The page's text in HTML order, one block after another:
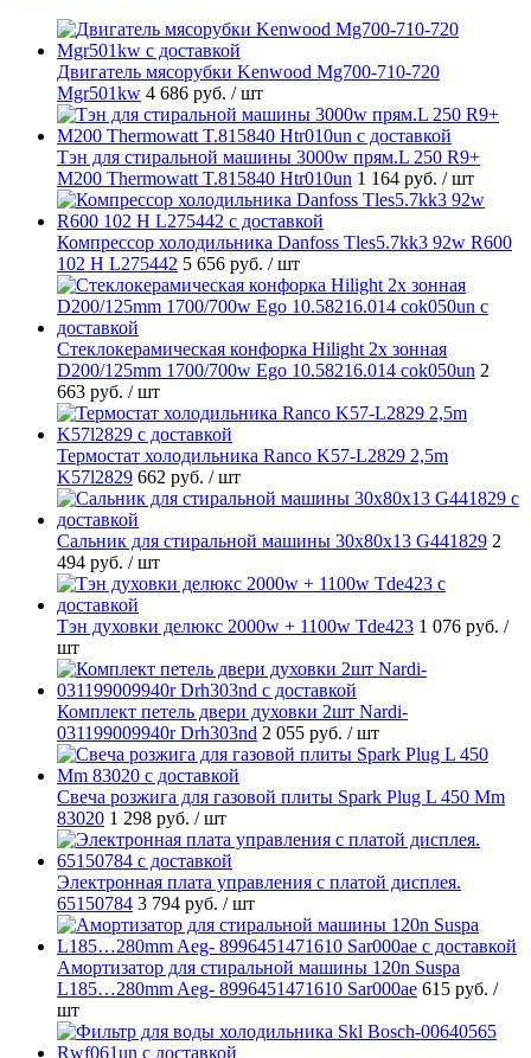
Двигатель мясорубки Kenwood Mg700-710-720
Mgr501kw 4 686 руб. / шт
Тэн для стиральной машины 3000w прям.L 250 R9+
M200 Thermowatt T.815840 Htr010un 1 164 руб. / шт
Компрессор холодильника Danfoss Tles5.7kk3 92w R600
102 H L275442 5 656 руб. / шт
Стеклокерамическая конфорка Hilight 2х зонная
D200/125mm 1700/700w Ego 10.58216.014 cok050un 2
663 руб. / шт
Термостат холодильника Ranco K57-L2829 2,5m
K57l2829 662 руб. / шт
Cальник для стиральной машины 30x80x13 G441829 2
494 руб. / шт
Тэн духовки делюкс 2000w + 1100w Tde423 1 076 руб. /
шт
Комплект петель двери духовки 2шт Nardi-
031199009940r Drh303nd 2 055 руб. / шт
Свеча розжига для газовой плиты Spark Plug L 450 Mm
83020 1 298 руб. / шт
Электронная плата управления с платой дисплея.
65150784 3 794 руб. / шт
Амортизатор для стиральной машины 120n Suspa
L185…280mm Aeg- 8996451471610 Sar000ae 615 руб. /
шт